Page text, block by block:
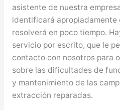
asistente de nuestra
identificará apropiadamente
resolverá en poco tiempo.
servicio por escrito, que le
contacto con nosotros para
sobre las dificultades de
y mantenimiento de las
extracción reparadas.